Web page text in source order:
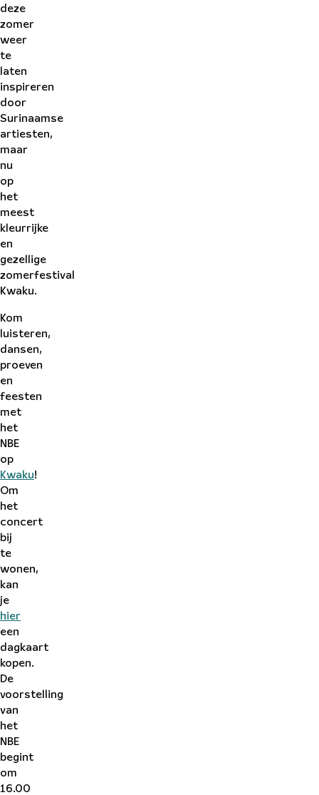
deze
zomer
weer
te
laten
inspireren
door
Surinaamse
artiesten,
maar
nu
op
het
meest
kleurrijke
en
gezellige
zomerfestival
Kwaku.
Kom
luisteren,
dansen,
proeven
en
feesten
met
het
NBE
op
Kwaku!
Om
het
concert
bij
te
wonen,
kan
je
hier
een
dagkaart
kopen.
De
voorstelling
van
het
NBE
begint
om
16.00